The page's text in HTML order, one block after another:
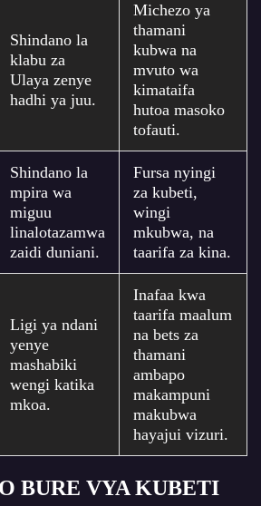
Shindano la
klabu za
Ulaya zenye
hadhi ya juu.
Michezo ya
thamani
kubwa na
mvuto wa
kimataifa
hutoa masoko
tofauti.
Shindano la
mpira wa
miguu
linalotazamwa
zaidi duniani.
Fursa nyingi
za kubeti,
wingi
mkubwa, na
taarifa za kina.
Ligi ya ndani
yenye
mashabiki
wengi katika
mkoa.
Inafaa kwa
taarifa maalum
na bets za
thamani
ambapo
makampuni
makubwa
hayajui vizuri.
BURE VYA KUBETI